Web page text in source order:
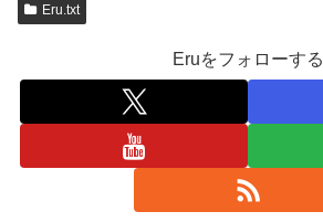
Eru.txt
Eruをフォローする